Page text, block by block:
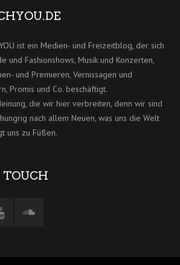
ist ein Medien- und Freizeitblog, der sich
und Fashionshows, Musik und Konzerten,
und Premieren, Vernissagen und
Promis und Co. beschäftigt.
die wir hier verbreiten, denn wir sind
nach allem Neuen, was uns die Welt
uns zu Füßen.
TOUCH